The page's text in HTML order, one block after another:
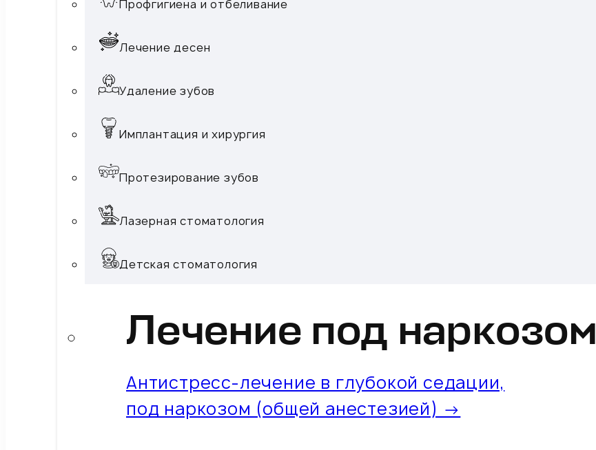
Профгигиена и отбеливание
Лечение десен
Удаление зубов
Имплантация и хирургия
Протезирование зубов
Лазерная стоматология
Детская стоматология
Лечение под наркозом
Антистресс-лечение в глубокой седации,
под наркозом (общей анестезией) →